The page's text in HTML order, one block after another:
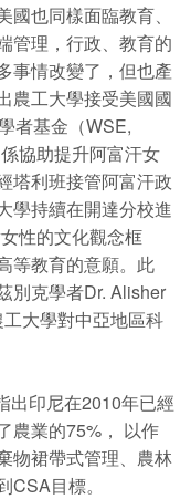
也同樣面臨教育、
管理，行政、教育的
事情改變了，但也產
農工大學接受美國國
者基金（WSE,
協助提升阿富汗女
塔利班接管阿富汗政
學持續在開達分校進
性的文化觀念框
等教育的意願。此
別克學者Dr. Alisher
大學對中亞地區科
出印尼在2010年已經
農業的75%， 以作
物裙帶式管理、農林
目標。